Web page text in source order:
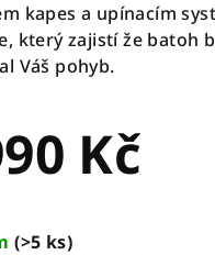
kapes a upínacím
který zajistí že batoh
Váš pohyb.
Kč
(>5 ks)